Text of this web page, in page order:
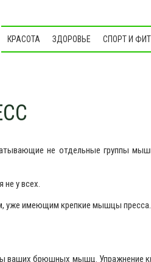
КРАСОТА ЗДОРОВЬЕ СПОРТ И
не отдельные группы
не у всех.
уже имеющим крепкие мышцы пресса.
ваших брюшных мышц. Упражнение